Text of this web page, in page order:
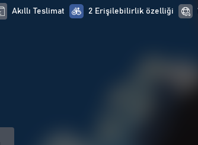
Akıllı Teslimat 2 Erişilebilirlik özelliği